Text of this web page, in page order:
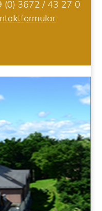
(0) 3672 / 43 27 0